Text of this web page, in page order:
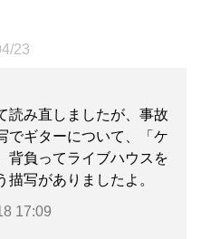
23
読み直しましたが、事故
でギターについて、「ケ
背負ってライブハウスを
描写がありましたよ。
17:09